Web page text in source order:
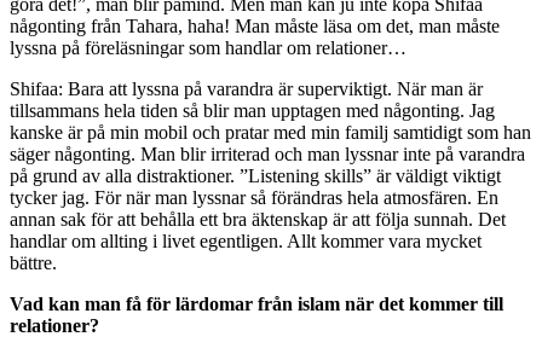
göra det!”, man blir påmind. Men man kan ju inte köpa Shifaa
någonting från Tahara, haha! Man måste läsa om det, man måste
lyssna på föreläsningar som handlar om relationer…
Shifaa: Bara att lyssna på varandra är superviktigt. När man är
tillsammans hela tiden så blir man upptagen med någonting. Jag
kanske är på min mobil och pratar med min familj samtidigt som han
säger någonting. Man blir irriterad och man lyssnar inte på varandra
på grund av alla distraktioner. ”Listening skills” är väldigt viktigt
tycker jag. För när man lyssnar så förändras hela atmosfären. En
annan sak för att behålla ett bra äktenskap är att följa sunnah. Det
handlar om allting i livet egentligen. Allt kommer vara mycket
bättre.
Vad kan man få för lärdomar från islam när det kommer till
relationer?